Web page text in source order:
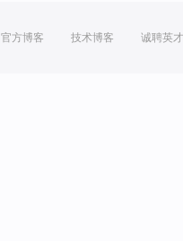
官方博客 技术博客 诚聘英才